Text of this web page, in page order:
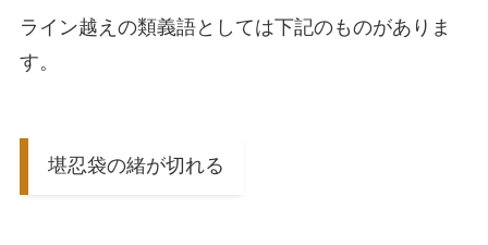
ライン越えの類義語としては下記のものがありま
す。
堪忍袋の緒が切れる